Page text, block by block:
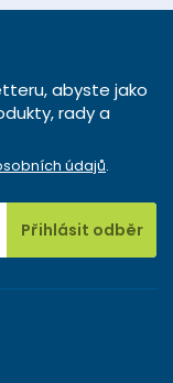
abyste jako
rady a
údajů.
Přihlásit odběr